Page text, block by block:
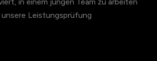
Leistungsprüfung